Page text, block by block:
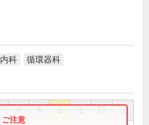
科 循環器科
祝